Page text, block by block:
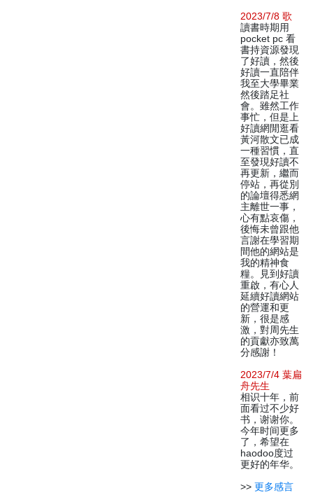
2023/7/8 歌
讀書時期用
pocket pc 看
書持資源發現
了好讀，然後
好讀一直陪伴
我至大學畢業
然後踏足社
會。雖然工作
事忙，但是上
好讀網閒逛看
黃河散文已成
一種習慣，直
至發現好讀不
再更新，繼而
停站，再從別
的論壇得悉網
主離世一事，
心有點哀傷，
後悔未曾跟他
言謝在學習期
間他的網站是
我的精神食
糧。見到好讀
重啟，有心人
延續好讀網站
的營運和更
新，很是感
激，對周先生
的貢獻亦致萬
分感謝！
2023/7/4 葉扁
舟先生
相识十年，前
面看过不少好
书，谢谢你。
今年时间更多
了，希望在
haodoo度过
更好的年华。
>> 更多感言